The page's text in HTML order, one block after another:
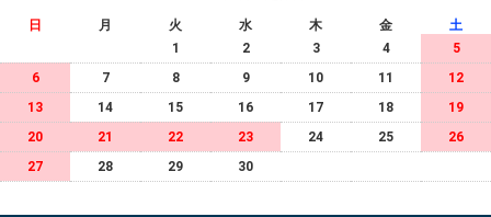
日 月 火 水 木 金
土
1
2 3 4
5
6
7 8 9 10 11
12
13
14 15 16 17 18
19
20
21 22 23 24 25
26
27
28 29 30